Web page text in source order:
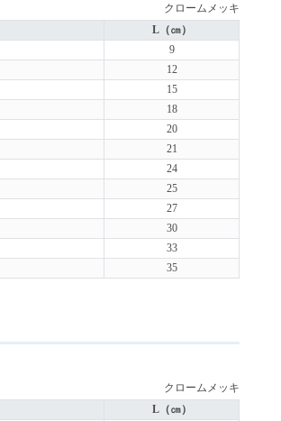
クロームメッキ
L（㎝）
9
12
15
18
20
21
24
25
27
30
33
35
クロームメッキ
L（㎝）